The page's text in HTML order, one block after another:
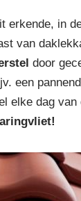
erkende, in
van
door
een
elke dag